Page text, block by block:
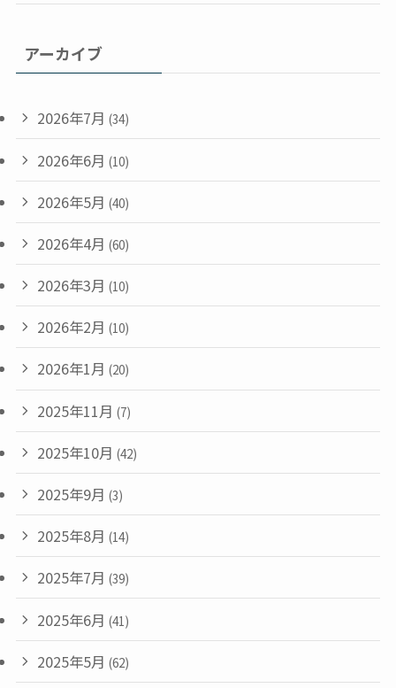
アーカイブ
2026年7月 (34)
2026年6月 (10)
2026年5月 (40)
2026年4月 (60)
2026年3月 (10)
2026年2月 (10)
2026年1月 (20)
2025年11月 (7)
2025年10月 (42)
2025年9月 (3)
2025年8月 (14)
2025年7月 (39)
2025年6月 (41)
2025年5月 (62)